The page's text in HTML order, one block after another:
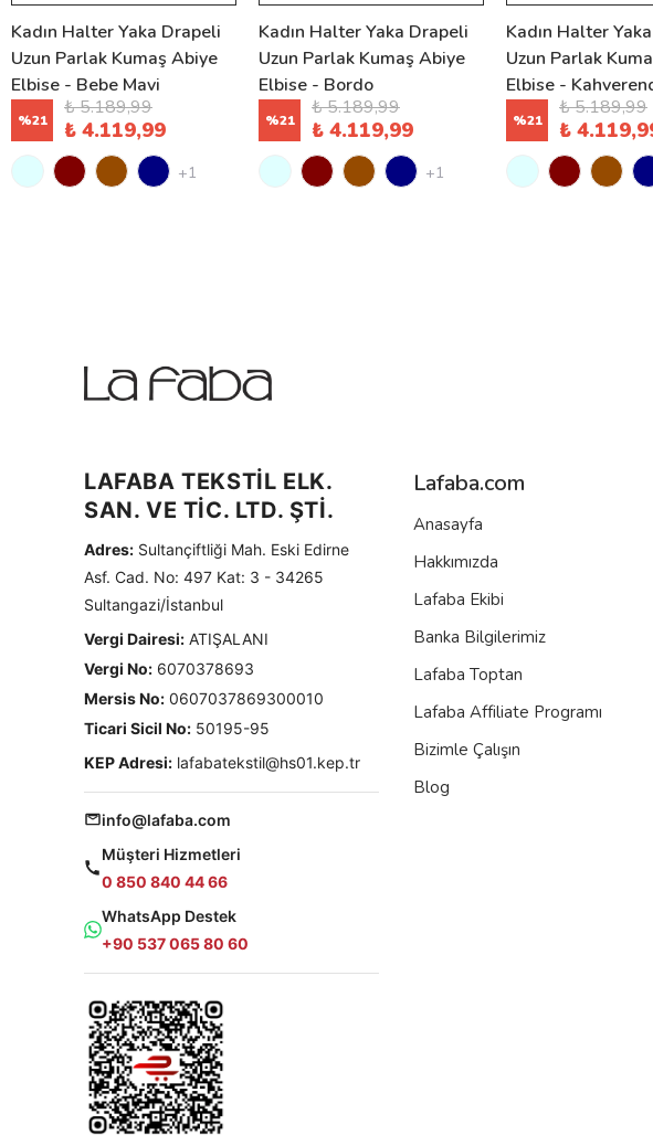
Kadın Halter Yaka Drapeli
Uzun Parlak Kumaş Abiye
Elbise - Bebe Mavi
%21
₺ 5.189,99
₺ 4.119,99
+1
Kadın Halter Yaka Drapeli
Uzun Parlak Kumaş Abiye
Elbise - Bordo
%21
₺ 5.189,99
₺ 4.119,99
+1
Kadın Halter
Uzun Parlak
Elbise -
%21
₺ 5.189,99
₺
Lafaba.com
Anasayfa
Hakkımızda
Lafaba Ekibi
Banka Bilgilerimiz
Lafaba Toptan
Lafaba Affiliate Programı
Bizimle Çalışın
Blog
LAFABA TEKSTİL ELK.
SAN. VE TİC. LTD. ŞTİ.
Adres: Sultançiftliği Mah. Eski Edirne
Asf. Cad. No: 497 Kat: 3 - 34265
Sultangazi/İstanbul
Vergi Dairesi: ATIŞALANI
Vergi No: 6070378693
Mersis No: 0607037869300010
Ticari Sicil No: 50195-95
KEP Adresi: lafabatekstil@hs01.kep.tr
info@lafaba.com
Müşteri Hizmetleri
0 850 840 44 66
WhatsApp Destek
+90 537 065 80 60